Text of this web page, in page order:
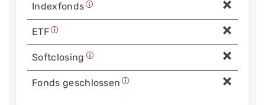
Index­fonds
ETF
Soft­closing
Fonds geschlossen